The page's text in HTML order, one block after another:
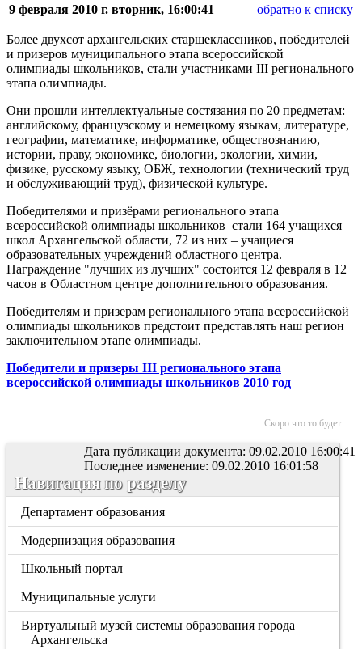
9 февраля 2010 г. вторник, 16:00:41
обратно к списку
Более двухсот архангельских старшеклассников, победителей
и призеров муниципального этапа всероссийской
олимпиады школьников, стали участниками III регионального
этапа олимпиады.
Они прошли интеллектуальные состязания по 20 предметам:
английскому, французскому и немецкому языкам, литературе,
географии, математике, информатике, обществознанию,
истории, праву, экономике, биологии, экологии, химии,
физике, русскому языку, ОБЖ, технологии (технический труд
и обслуживающий труд), физической культуре.
Победителями и призёрами регионального этапа
всероссийской олимпиады школьников стали 164 учащихся
школ Архангельской области, 72 из них – учащиеся
образовательных учреждений областного центра.
Награждение "лучших из лучших" состоится 12 февраля в 12
часов в Областном центре дополнительного образования.
Победителям и призерам регионального этапа всероссийской
олимпиады школьников предстоит представлять наш регион
заключительном этапе олимпиады.
Победители и призеры III регионального этапа
всероссийской олимпиады школьников 2010 год
Скоро что то будет...
Дата публикации документа: 09.02.2010 16:00:41
Последнее изменение: 09.02.2010 16:01:58
Навигация по разделу
Департамент образования
Модернизация образования
Школьный портал
Муниципальные услуги
Виртуальный музей системы образования города
Архангельска